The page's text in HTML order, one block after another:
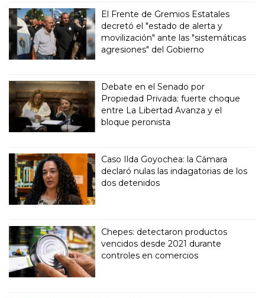
El Frente de Gremios Estatales
decretó el "estado de alerta y
movilización" ante las "sistemáticas
agresiones" del Gobierno
Debate en el Senado por
Propiedad Privada: fuerte choque
entre La Libertad Avanza y el
bloque peronista
Caso Ilda Goyochea: la Cámara
declaró nulas las indagatorias de los
dos detenidos
Chepes: detectaron productos
vencidos desde 2021 durante
controles en comercios